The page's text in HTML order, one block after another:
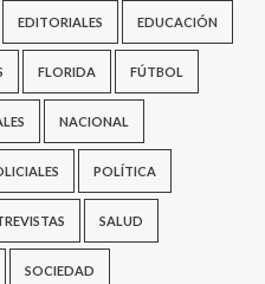
EDITORIALES EDUCACIÓN
FLORIDA FÚTBOL
NACIONAL
POLÍTICA
SALUD
SOCIEDAD